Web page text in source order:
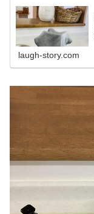
laugh-story.com